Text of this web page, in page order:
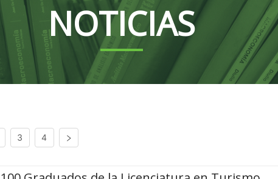
NOTICIAS
3 4